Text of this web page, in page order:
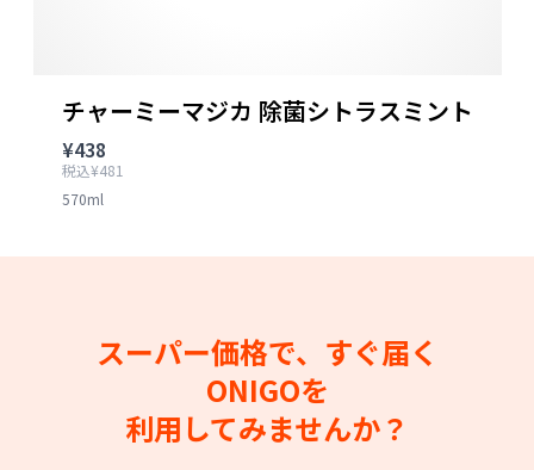
チャーミーマジカ 除菌シトラスミント
¥438
税込¥481
570ml
スーパー価格で、すぐ届く
ONIGOを
利用してみませんか？